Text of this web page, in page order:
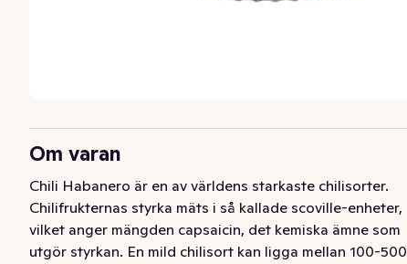
Om varan
Chili Habanero är en av världens starkaste chilisorter.
Chilifrukternas styrka mäts i så kallade scoville-enheter,
vilket anger mängden capsaicin, det kemiska ämne som
utgör styrkan. En mild chilisort kan ligga mellan 100-500